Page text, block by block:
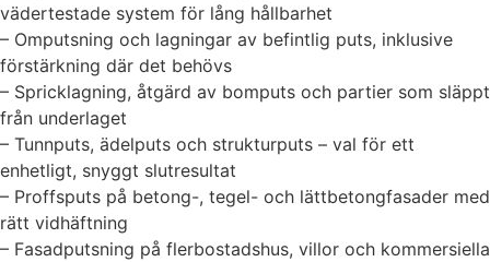
vädertestade system för lång hållbarhet
– Omputsning och lagningar av befintlig puts, inklusive
förstärkning där det behövs
– Spricklagning, åtgärd av bomputs och partier som släppt
från underlaget
– Tunnputs, ädelputs och strukturputs – val för ett
enhetligt, snyggt slutresultat
– Proffsputs på betong-, tegel- och lättbetongfasader med
rätt vidhäftning
– Fasadputsning på flerbostadshus, villor och kommersiella